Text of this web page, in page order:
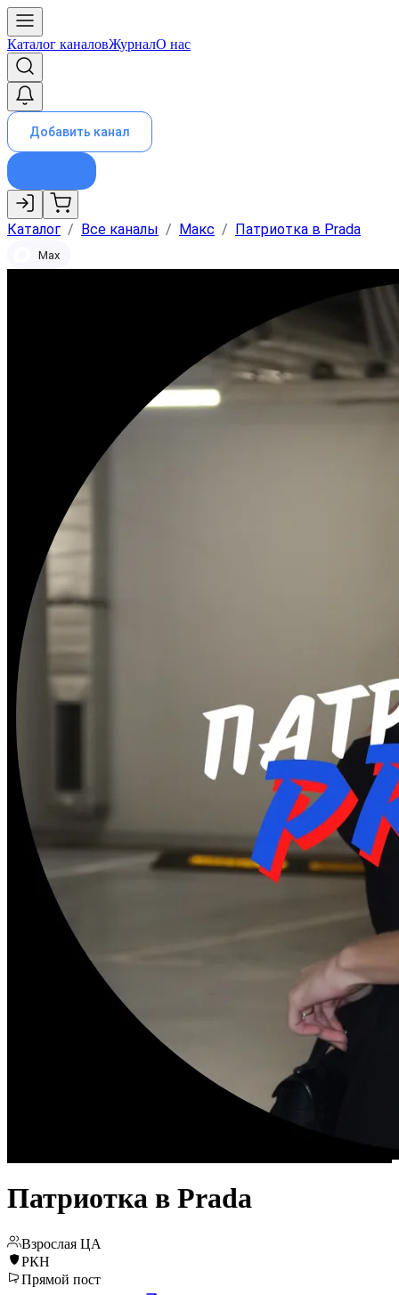
Каталог каналовЖурналО нас
Добавить канал
Каталог / Все каналы / Макс / Патриотка в Prada
Max
Патриотка в Prada
Взрослая ЦА
РКН
Прямой пост